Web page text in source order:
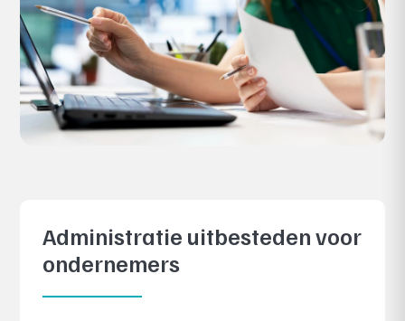
Administratie uitbesteden voor
ondernemers